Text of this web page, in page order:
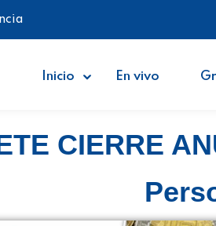
Inicio En vivo
CIERRE